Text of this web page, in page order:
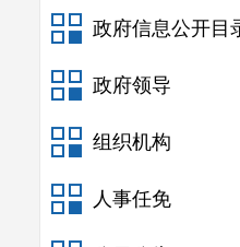
政府信息公开目
政府领导
组织机构
人事任免